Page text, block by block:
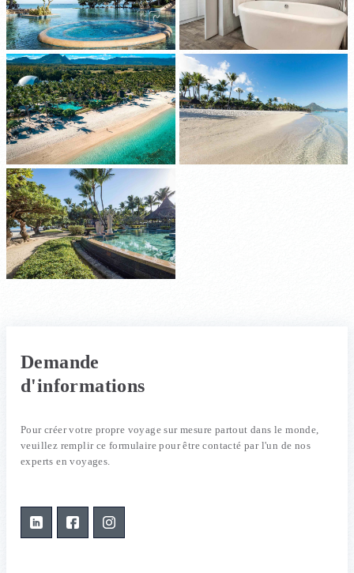
Demande
d'informations
Pour créer votre propre voyage sur mesure partout dans le monde,
veuillez remplir ce formulaire pour être contacté par l'un de nos
experts en voyages.